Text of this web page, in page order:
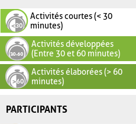
Activités courtes (< 30
minutes)
Activités développées
(Entre 30 et 60 minutes)
Activités élaborées (> 60
minutes)
PARTICIPANTS